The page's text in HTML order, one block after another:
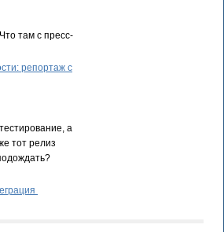
там с пресс-
репортаж с
а
тот релиз